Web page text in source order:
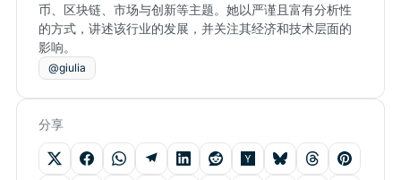
币、区块链、市场与创新等主题。她以严谨且富有分析性
的方式，讲述该行业的发展，并关注其经济和技术层面的
影响。
@giulia
分享